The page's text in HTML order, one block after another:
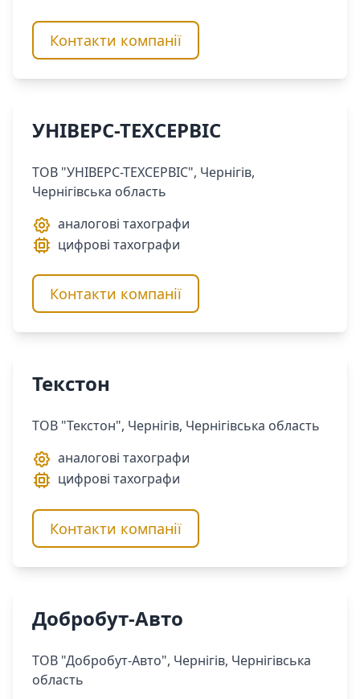
Контакти компанії
УНІВЕРС-ТЕХСЕРВІС
ТОВ "УНІВЕРС-ТЕХСЕРВІС", Чернігів,
Чернігівська область
аналогові тахографи
цифрові тахографи
Контакти компанії
Текстон
ТОВ "Текстон", Чернігів, Чернігівська область
аналогові тахографи
цифрові тахографи
Контакти компанії
Добробут-Авто
ТОВ "Добробут-Авто", Чернігів, Чернігівська
область